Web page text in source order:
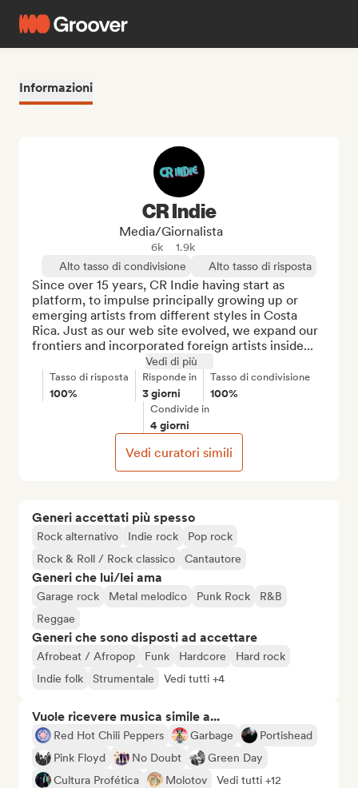
Informazioni
Generi accettati più spesso
Rock alternativo Indie rock
Pop rock
Rock & Roll / Rock classico
Cantautore
Generi che lui/lei ama
Garage rock Metal melodico Punk Rock
R&B
Reggae
Generi che sono disposti ad accettare
Afrobeat / Afropop Funk Hardcore
Hard rock
Indie folk
Strumentale Vedi tutti +4
Vuole ricevere musica simile a...
Red Hot Chili Peppers Garbage
Portishead
Pink Floyd
No Doubt
Green Day
Cultura Profética
Molotov Vedi tutti +12
CR Indie
Media/Giornalista
6k
1.9k
Alto tasso di condivisione
Alto tasso di risposta
Since over 15 years, CR Indie having start as
platform, to impulse principally growing up or
emerging artists from different styles in Costa
Rica. Just as our web site evolved, we expand our
frontiers and incorporated foreign artists inside...
Vedi di più
Tasso di risposta
100%
Risponde in
3 giorni
Tasso di condivisione
100%
Condivide in
4 giorni
Vedi curatori simili